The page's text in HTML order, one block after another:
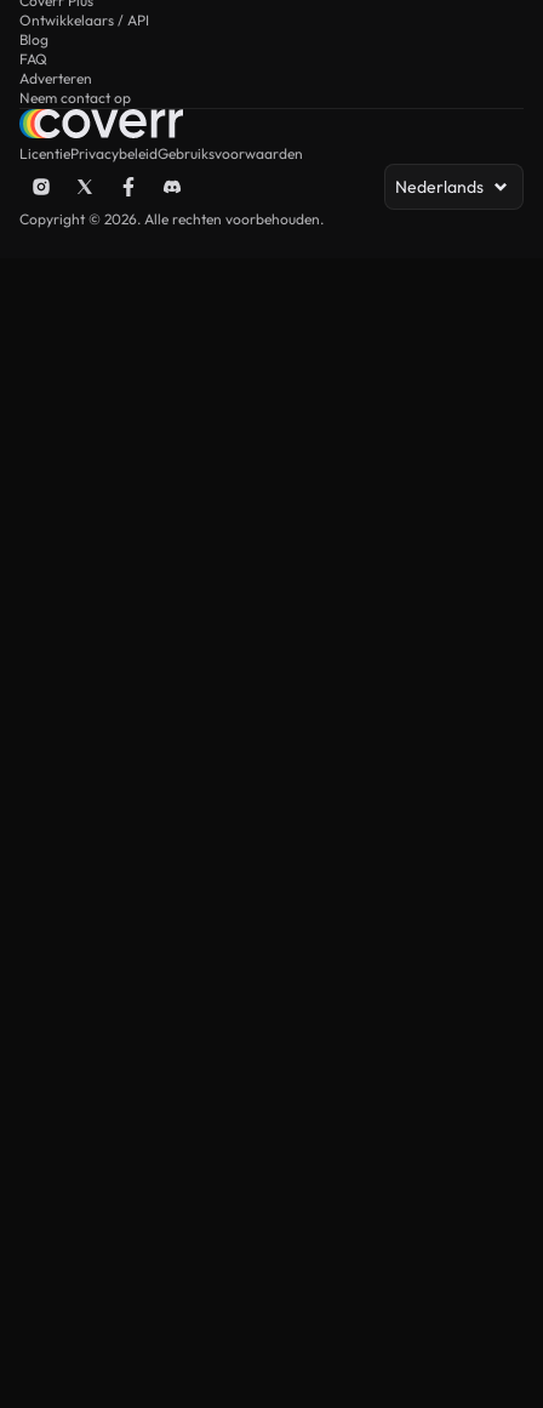
Ontwikkelaars / API
Blog
FAQ
Adverteren
Neem contact op
LicentiePrivacybeleidGebruiksvoorwaarden
Nederlands
Copyright © 2026. Alle rechten voorbehouden.